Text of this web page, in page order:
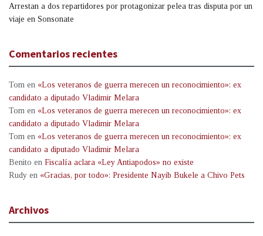
Arrestan a dos repartidores por protagonizar pelea tras disputa por un
viaje en Sonsonate
Comentarios recientes
Tom en «Los veteranos de guerra merecen un reconocimiento»: ex
candidato a diputado Vladimir Melara
Tom en «Los veteranos de guerra merecen un reconocimiento»: ex
candidato a diputado Vladimir Melara
Tom en «Los veteranos de guerra merecen un reconocimiento»: ex
candidato a diputado Vladimir Melara
Benito en Fiscalía aclara «Ley Antiapodos» no existe
Rudy en «Gracias, por todo»: Presidente Nayib Bukele a Chivo Pets
Archivos